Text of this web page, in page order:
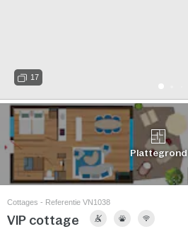
17
Plattegrond
Cottages - Referentie VN1038
VIP cottage